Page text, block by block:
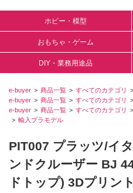
ホビー・模型
おもちゃ・ゲーム
DIY・業務用途品
e-buyer 商品一覧 すべてのカテゴリ
e-buyer
商品一覧 すべてのカテゴリ
e-buyer
商品一覧 すべてのカテゴリ
輸入プラモデル
PIT007 プラッツ/イ
ンドクルーザー BJ
ドトップ) 3Dプリン